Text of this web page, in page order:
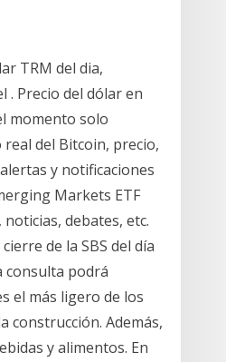
TRM del dia,
. Precio del dólar en
momento solo
del Bitcoin, precio,
y notificaciones
Markets ETF
debates, etc.
de la SBS del día
consulta podrá
el más ligero de los
construcción. Además,
y alimentos. En